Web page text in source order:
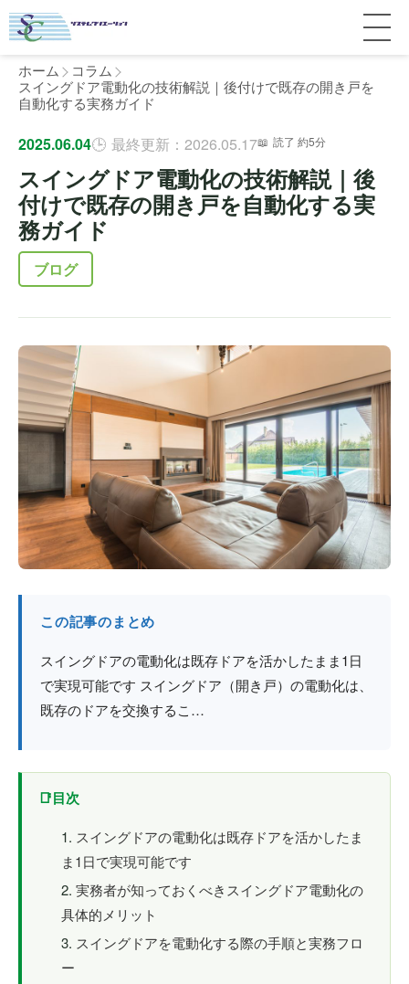
サービス紹介
料金
補助金
よくある質問
個人宅
マンション
介護・医療施設
ホテル
工場・倉庫
防火戸
全国対応について
東京
千葉
埼玉
茨城
栃木
群馬
施工事例
完全ガイド
製品比較
用語集
コラム
最新情報
個人のお客様へ
法人のお客様へ
ホーム
コラム
スイングドア電動化の技術解説｜後付けで既存の開き戸を
自動化する実務ガイド
2025.06.04 最終更新：2026.05.17 読了 約5分
スイングドア電動化の技術解説｜後
付けで既存の開き戸を自動化する実
務ガイド
ブログ
この記事のまとめ
スイングドアの電動化は既存ドアを活かしたまま1日
で実現可能です スイングドア（開き戸）の電動化は、
既存のドアを交換するこ…
目次
スイングドアの電動化は既存ドアを活かしたま
ま1日で実現可能です
実務者が知っておくべきスイングドア電動化の
具体的メリット
スイングドアを電動化する際の手順と実務フロ
ー